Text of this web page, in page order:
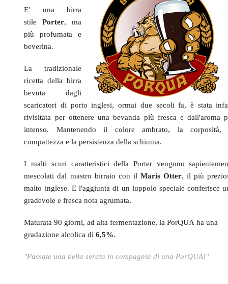
E' una birra
stilePorter, ma
piùprofumata e
beverina.
La tradizionale
ricetta della birra
bevuta dagli
scaricatori di porto inglesi, ormai due secoli fa, è stata
rivisitata per ottenere una bevanda più fresca e dall'aroma
intenso. Mantenendo il colore ambrato, la corposità,
compattezza e la persistenza della schiuma.
I malti scuri caratteristici della Porter vengono
mescolati dal mastro birraio con il Maris Otter, il più
malto inglese. E l'aggiunta di un luppolo speciale conferisce
gradevole e fresca nota agrumata.
Maturata 90 giorni, ad alta fermentazione, la PorQUA ha una
gradazione alcolica di6,5%.
"Passate una bella serata in compagnia di una PorQUA!"